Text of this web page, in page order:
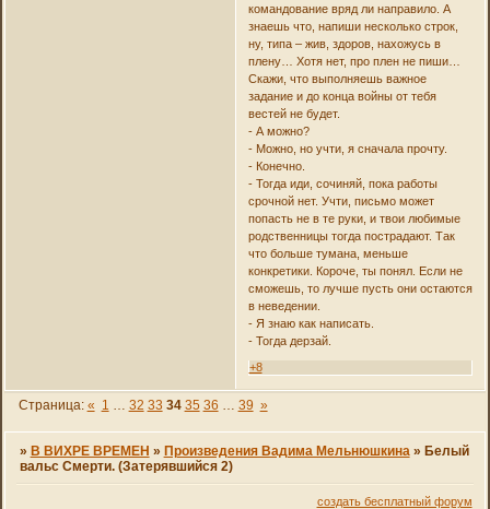
командование вряд ли направило. А
знаешь что, напиши несколько строк,
ну, типа – жив, здоров, нахожусь в
плену… Хотя нет, про плен не пиши…
Скажи, что выполняешь важное
задание и до конца войны от тебя
вестей не будет.
- А можно?
- Можно, но учти, я сначала прочту.
- Конечно.
- Тогда иди, сочиняй, пока работы
срочной нет. Учти, письмо может
попасть не в те руки, и твои любимые
родственницы тогда пострадают. Так
что больше тумана, меньше
конкретики. Короче, ты понял. Если не
сможешь, то лучше пусть они остаются
в неведении.
- Я знаю как написать.
- Тогда дерзай.
+8
Страница: « 1 … 32 33 34 35 36 … 39 »
» В ВИХРЕ ВРЕМЕН » Произведения Вадима Мельнюшкина » Белый
вальс Смерти. (Затерявшийся 2)
создать бесплатный форум